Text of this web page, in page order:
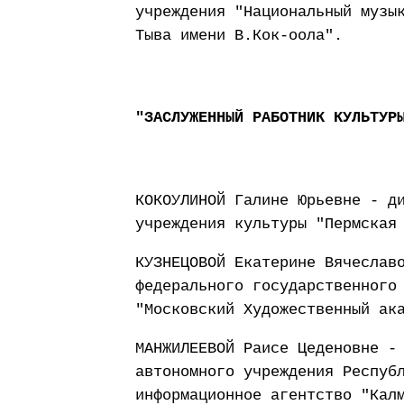
учреждения "Национальный
Тыва имени В.Кок-оола".
"ЗАСЛУЖЕННЫЙ РАБОТНИК
КОКОУЛИНОЙ Галине Юрьевне -
учреждения культуры
КУЗНЕЦОВОЙ Екатерине
федерального
"Московский Художественный
МАНЖИЛЕЕВОЙ Раисе Цеденовне
автономного учреждения
информационное агентство